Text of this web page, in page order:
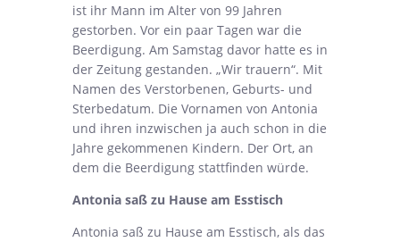
ist ihr Mann im Alter von 99 Jahren
gestorben. Vor ein paar Tagen war die
Beerdigung. Am Samstag davor hatte es in
der Zeitung gestanden. „Wir trauern“. Mit
Namen des Verstorbenen, Geburts- und
Sterbedatum. Die Vornamen von Antonia
und ihren inzwischen ja auch schon in die
Jahre gekommenen Kindern. Der Ort, an
dem die Beerdigung stattfinden würde.
Antonia saß zu Hause am Esstisch
Antonia saß zu Hause am Esstisch, als das